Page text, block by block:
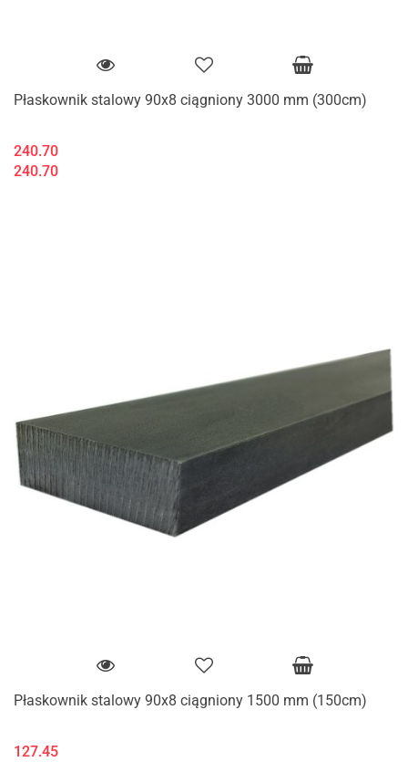
Płaskownik stalowy 90x8 ciągniony 3000 mm (300cm)
240.70
240.70
Płaskownik stalowy 90x8 ciągniony 1500 mm (150cm)
127.45